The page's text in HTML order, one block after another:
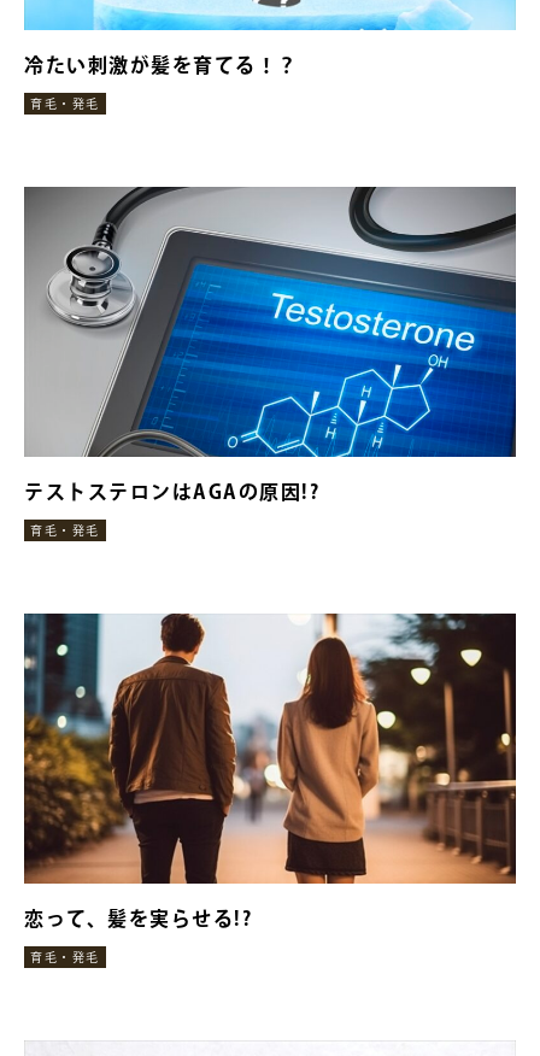
冷たい刺激が髪を育てる！？
育毛・発毛
テストステロンはAGAの原因!?
育毛・発毛
恋って、髪を実らせる!?
育毛・発毛